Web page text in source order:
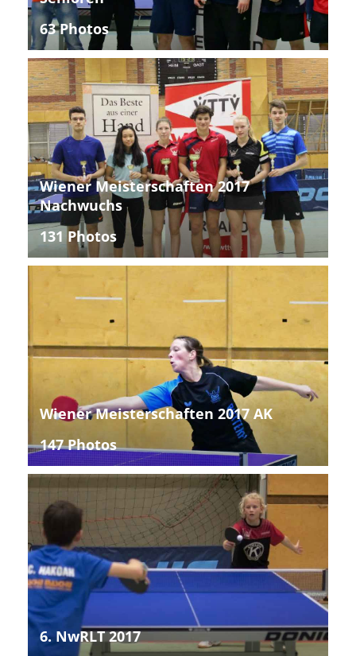
63 Photos
Wiener Meisterschaften 2017
Nachwuchs
131 Photos
Wiener Meisterschaften 2017 AK
147 Photos
6. NwRLT 2017